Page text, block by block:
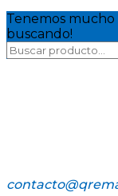
Tenemos
buscando!